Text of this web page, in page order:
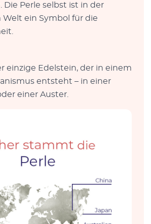
Die Perle selbst ist in der
ein Symbol für die
einzige Edelstein, der in einem
entsteht – in einer
einer Auster.